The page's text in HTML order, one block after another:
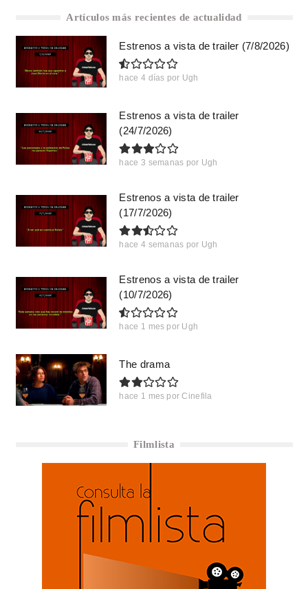
Artículos más recientes de actualidad
Estrenos a vista de trailer (7/8/2026)
hace 4 días por Ugh
Estrenos a vista de trailer
(24/7/2026)
hace 3 semanas por Ugh
Estrenos a vista de trailer
(17/7/2026)
hace 4 semanas por Ugh
Estrenos a vista de trailer
(10/7/2026)
hace 1 mes por Ugh
The drama
hace 1 mes por Cinefila
Filmlista